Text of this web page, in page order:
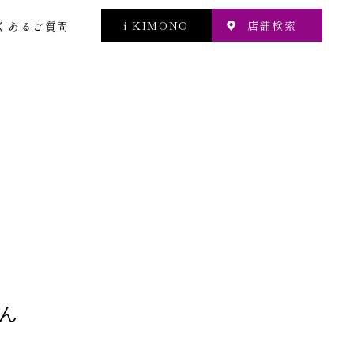
あるご質問 i KIMONO 店舗検索